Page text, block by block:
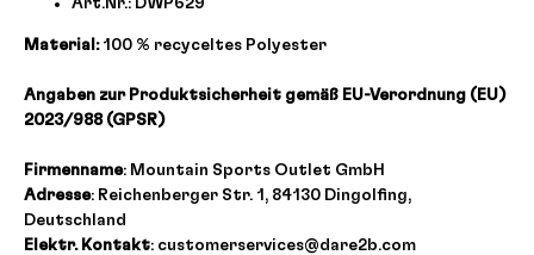
Art.Nr.: DWP629
Material:100 % recyceltes Polyester
Angaben zur Produktsicherheit gemäß EU-Verordnung (EU)
2023/988 (GPSR)
Firmenname: Mountain Sports Outlet GmbH
Adresse: Reichenberger Str. 1, 84130 Dingolfing,
Deutschland
Elektr. Kontakt: customerservices@dare2b.com